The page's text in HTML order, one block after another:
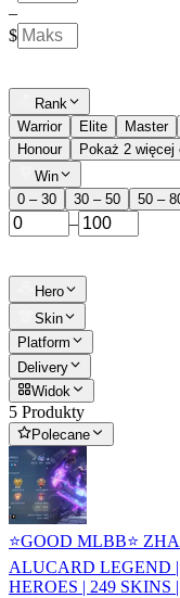
–
$
Rank
Warrior
Elite Master
Honour
Pokaż 2 więcej
Win
0 – 30
30 – 50 50 –
–
Hero
Skin
Platform
Delivery
Widok
5 Produkty
Polecane
⭐GOOD MLBB⭐
ALUCARD LEGEND
HEROES | 249